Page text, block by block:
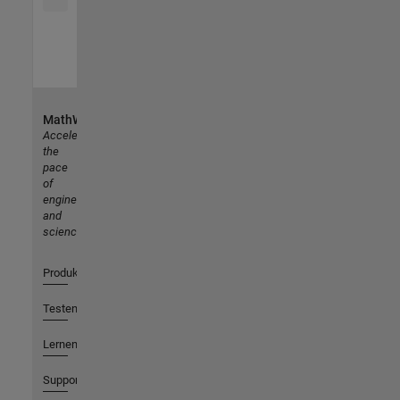
MathWorks
Accelerating
the
pace
of
engineering
and
science
Produkte
Testen oder Kaufen
Lernen
Support